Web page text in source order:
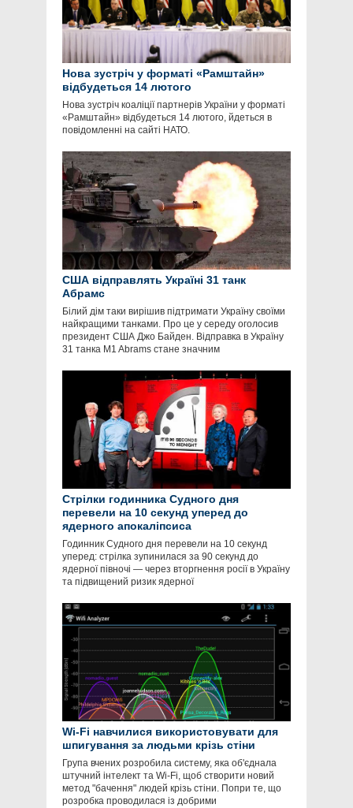
Нова зустріч у форматі «Рамштайн»
відбудеться 14 лютого
Нова зустріч коаліції партнерів України у форматі
«Рамштайн» відбудеться 14 лютого, йдеться в
повідомленні на сайті НАТО.
США відправлять Україні 31 танк
Абрамс
Білий дім таки вирішив підтримати Україну своїми
найкращими танками. Про це у середу оголосив
президент США Джо Байден. Відправка в Україну
31 танка M1 Abrams стане значним
Стрілки годинника Судного дня
перевели на 10 секунд уперед до
ядерного апокаліпсиса
Годинник Судного дня перевели на 10 секунд
уперед: стрілка зупинилася за 90 секунд до
ядерної півночі — через вторгнення росії в Україну
та підвищений ризик ядерної
Wi-Fi навчилися використовувати для
шпигування за людьми крізь стіни
Група вчених розробила систему, яка об'єднала
штучний інтелект та Wi-Fi, щоб створити новий
метод "бачення" людей крізь стіни. Попри те, що
розробка проводилася із добрими